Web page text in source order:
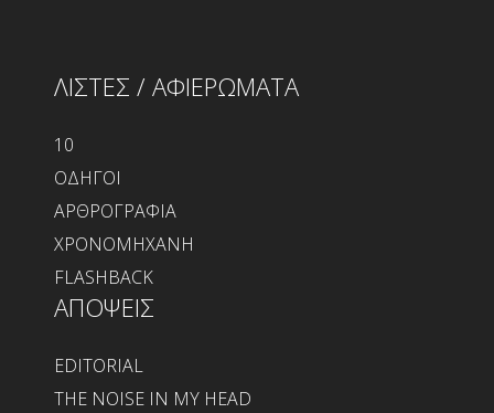
ΛΙΣΤΕΣ / ΑΦΙΕΡΩΜΑΤΑ
10
ΟΔΗΓΟΙ
ΑΡΘΡΟΓΡΑΦΙΑ
ΧΡΟΝΟΜΗΧΑΝΗ
FLASHBACK
ΑΠΟΨΕΙΣ
EDITORIAL
THE NOISE IN MY HEAD